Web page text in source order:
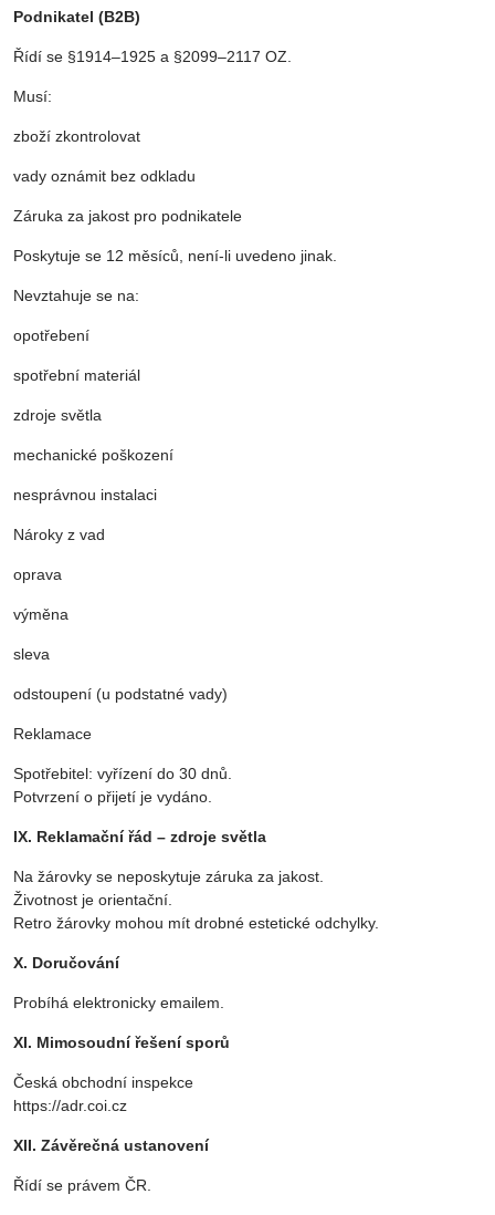
Podnikatel (B2B)
Řídí se §1914–1925 a §2099–2117 OZ.
Musí:
zboží zkontrolovat
vady oznámit bez odkladu
Záruka za jakost pro podnikatele
Poskytuje se 12 měsíců, není-li uvedeno jinak.
Nevztahuje se na:
opotřebení
spotřební materiál
zdroje světla
mechanické poškození
nesprávnou instalaci
Nároky z vad
oprava
výměna
sleva
odstoupení (u podstatné vady)
Reklamace
Spotřebitel: vyřízení do 30 dnů.
Potvrzení o přijetí je vydáno.
IX. Reklamační řád – zdroje světla
Na žárovky se neposkytuje záruka za jakost.
Životnost je orientační.
Retro žárovky mohou mít drobné estetické odchylky.
X. Doručování
Probíhá elektronicky emailem.
XI. Mimosoudní řešení sporů
Česká obchodní inspekce
https://adr.coi.cz
XII. Závěrečná ustanovení
Řídí se právem ČR.